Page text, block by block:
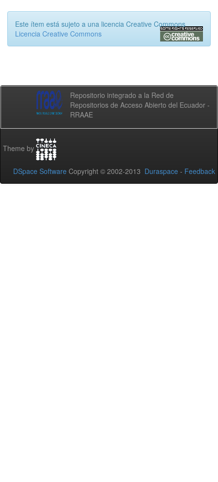
Este ítem está sujeto a una licencia Creative Commons
Licencia Creative Commons
Repositorio integrado a la Red de
Repositorios de Acceso Abierto del Ecuador -
RRAAE
Theme by
DSpace Software Copyright © 2002-2013 Duraspace - Feedback